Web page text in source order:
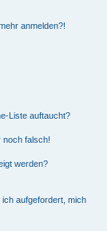
anmelden?!
Liste auftaucht?
noch falsch!
werden?
aufgefordert, mich